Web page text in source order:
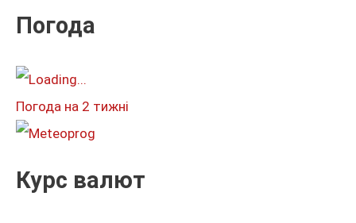
к
т
:
Погода
Погода на 2 тижні
Курс валют